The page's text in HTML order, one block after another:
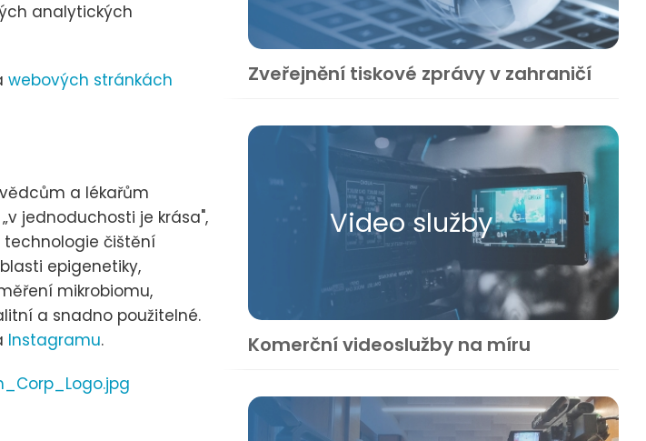
analytických
webových stránkách
a lékařům
jednoduchosti je krása",
technologie čištění
epigenetiky,
mikrobiomu,
a snadno použitelné.
Instagramu.
Zveřejnění tiskové zprávy v zahraničí
Video služby
Komerční videoslužby na míru